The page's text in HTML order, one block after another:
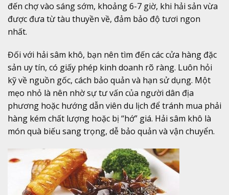
đến chợ vào sáng sớm, khoảng 6-7 giờ, khi hải sản vừa
được đưa từ tàu thuyền về, đảm bảo độ tươi ngon
nhất.
Đối với hải sâm khô, bạn nên tìm đến các cửa hàng đặc
sản uy tín, có giấy phép kinh doanh rõ ràng. Luôn hỏi
kỹ về nguồn gốc, cách bảo quản và hạn sử dụng. Một
mẹo nhỏ là nên nhờ sự tư vấn của người dân địa
phương hoặc hướng dẫn viên du lịch để tránh mua phải
hàng kém chất lượng hoặc bị “hớ” giá. Hải sâm khô là
món quà biếu sang trọng, dễ bảo quản và vận chuyển.